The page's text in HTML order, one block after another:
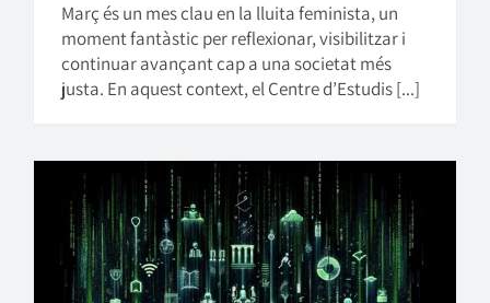
Març és un mes clau en la lluita feminista, un
moment fantàstic per reflexionar, visibilitzar i
continuar avançant cap a una societat més
justa. En aquest context, el Centre d’Estudis [...]